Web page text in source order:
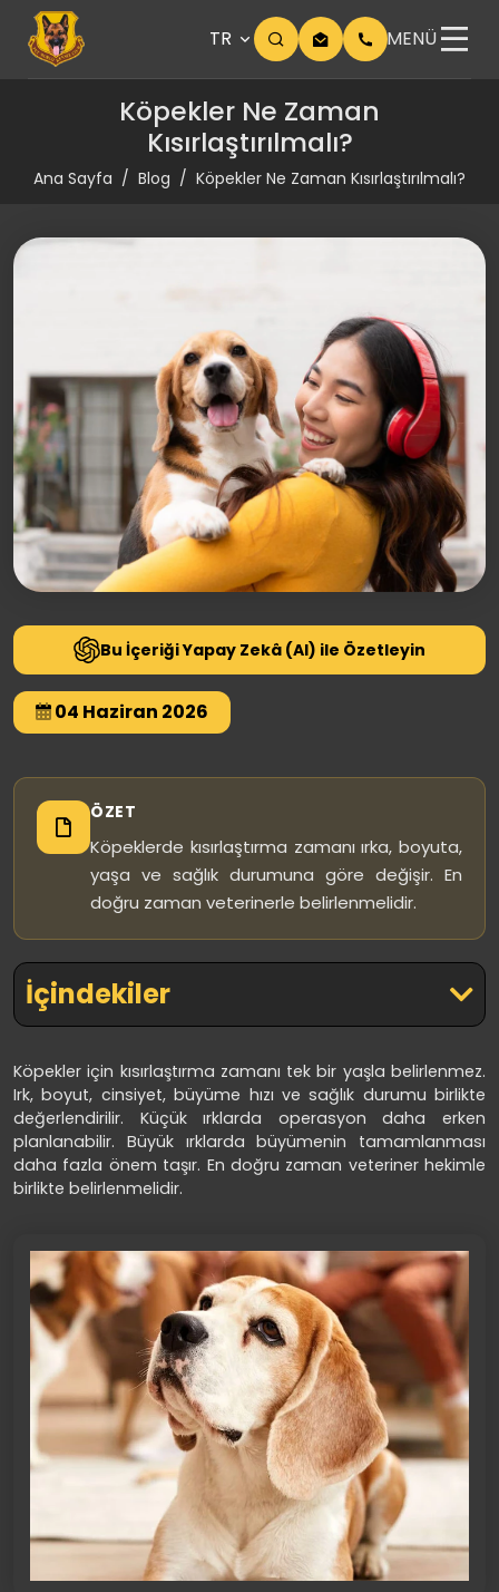
TR MENÜ
Köpekler Ne Zaman
Kısırlaştırılmalı?
Ana Sayfa Blog Köpekler Ne Zaman Kısırlaştırılmalı?
Bu İçeriği Yapay Zekâ (AI) ile Özetleyin
04 Haziran 2026
ÖZET
Köpeklerde kısırlaştırma zamanı ırka, boyuta,
yaşa ve sağlık durumuna göre değişir. En
doğru zaman veterinerle belirlenmelidir.
İçindekiler
Köpekler için kısırlaştırma zamanı tek bir yaşla belirlenmez.
Irk, boyut, cinsiyet, büyüme hızı ve sağlık durumu birlikte
değerlendirilir. Küçük ırklarda operasyon daha erken
planlanabilir. Büyük ırklarda büyümenin tamamlanması
daha fazla önem taşır. En doğru zaman veteriner hekimle
birlikte belirlenmelidir.